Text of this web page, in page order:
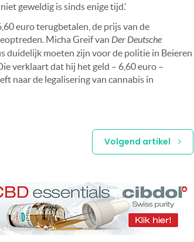
geweldig is sinds enige tijd.’
euro terugbetalen, de prijs van de
Micha Greif van Der Deutsche
duidelijk moeten zijn voor de politie in Beieren
verklaart dat hij het geld – 6,60 euro –
naar de legalisering van cannabis in
Volgend artikel